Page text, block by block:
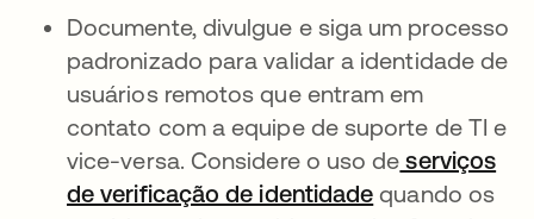
Documente, divulgue e siga um processo
padronizado para validar a identidade de
usuários remotos que entram em
contato com a equipe de suporte de TI e
vice-versa. Considere o uso de serviços
de verificação de identidade quando os